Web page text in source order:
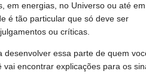
em energias, no Universo ou até em
é tão particular que só deve ser
ou críticas.
essa parte de quem
vai encontrar explicações para os